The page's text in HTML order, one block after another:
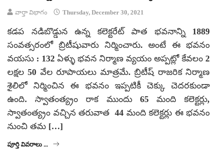
వార్తా విభాగం Thursday, December 30, 2021
కడప నడిబొడ్డున ఉన్న కలెక్టరేట్ పాత భవనాన్ని 1889
సంవత్సరంలో బ్రిటీషువారు నిర్మించారు. అంటే ఈ భవనం
వయసు : 132 ఏళ్ళు భవన నిర్మాణ వ్యయం అప్పట్లో కేవలం 2
లక్షల 50 వేల రూపాయలు మాత్రమే. బ్రిటీష్ రాజరిక నిర్మాణ
శైలిలో నిర్మించిన ఈ భవనం ఇప్పటికీ చెక్కు చెదరకుండా
ఉంది. స్వాతంత్య్రం రాక ముందు 65 మంది కలెక్టర్లు,
స్వాతంత్య్రం వచ్చిన తరువాత 44 మంది కలెక్టర్లు ఈ భవనం
నుంచి తమ […]
పూర్తి వివరాలు ...